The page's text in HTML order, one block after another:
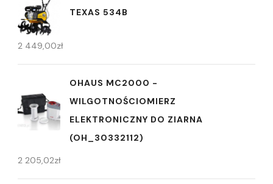
TEXAS 534B
2 449,00zł
OHAUS MC2000 -
WILGOTNOŚCIOMIERZ
ELEKTRONICZNY DO ZIARNA
(OH_30332112)
2 205,02zł